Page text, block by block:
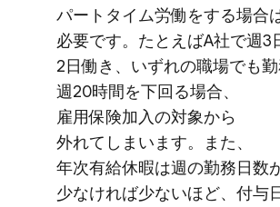
パートタイム労働を​する​場合
必要です。​たとえば​A社で​週3
2日​働き、​いずれの​職場でも​
週20時間を​下回る​場合、​
雇用保険加入の​対象から​
外れてしまいます。​また、​
年次有給休暇は​週の​勤務日数
少なければ​少ない​ほど、​付与